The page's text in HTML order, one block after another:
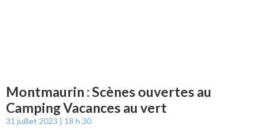
Montmaurin : Scènes ouvertes au
Camping Vacances au vert
31 juillet 2023 18 h 30